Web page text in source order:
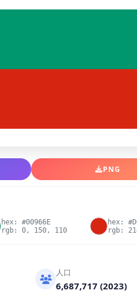
PNG
hex: #00966E
rgb: 0, 150, 110
hex:
rgb:
人口
6,687,717 (2023)